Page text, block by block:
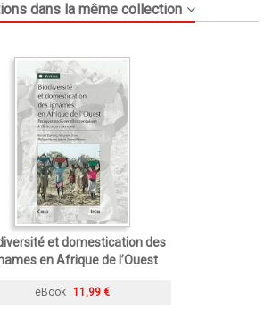
dans la même collection
et domestication des
en Afrique de l’Ouest
eBook 11,99 €